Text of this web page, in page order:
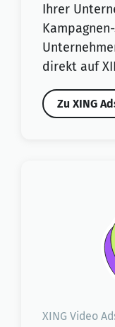
Ihrer
direkt auf
Zu XING
XING Video